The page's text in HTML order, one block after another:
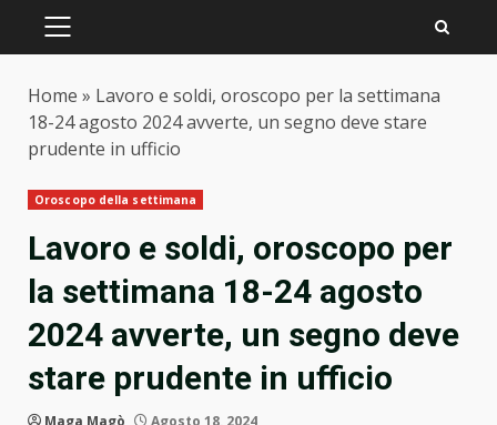
PRIMARY
Home » Lavoro e soldi, oroscopo per la settimana
18-24 agosto 2024 avverte, un segno deve stare
prudente in ufficio
Oroscopo della settimana
Lavoro e soldi, oroscopo per
la settimana 18-24 agosto
2024 avverte, un segno deve
stare prudente in ufficio